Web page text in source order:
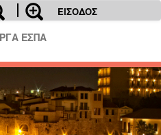
ΕΙΣΟΔΟΣ
ΕΣΠΑ